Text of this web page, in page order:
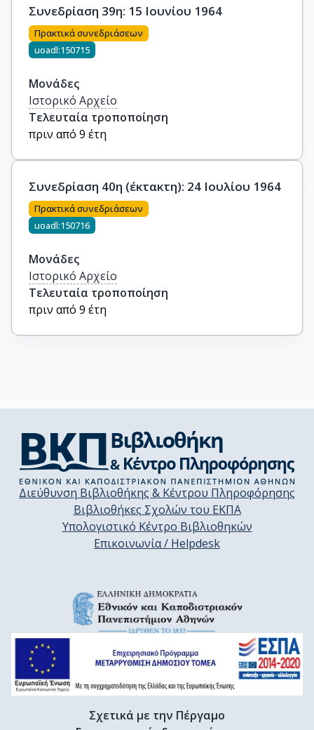
Συνεδρίαση 39η: 15 Ιουνίου 1964
Πρακτικά συνεδριάσεων
uoadl:150715
Μονάδες
Ιστορικό Αρχείο
Τελευταία τροποποίηση
πριν από 9 έτη
Συνεδρίαση 40η (έκτακτη): 24 Ιουλίου 1964
Πρακτικά συνεδριάσεων
uoadl:150716
Μονάδες
Ιστορικό Αρχείο
Τελευταία τροποποίηση
πριν από 9 έτη
Διεύθυνση Βιβλιοθήκης & Κέντρου Πληροφόρησης
Βιβλιοθήκες Σχολών του ΕΚΠΑ
Υπολογιστικό Κέντρο Βιβλιοθηκών
Επικοινωνία / Helpdesk
Σχετικά με την Πέργαμο